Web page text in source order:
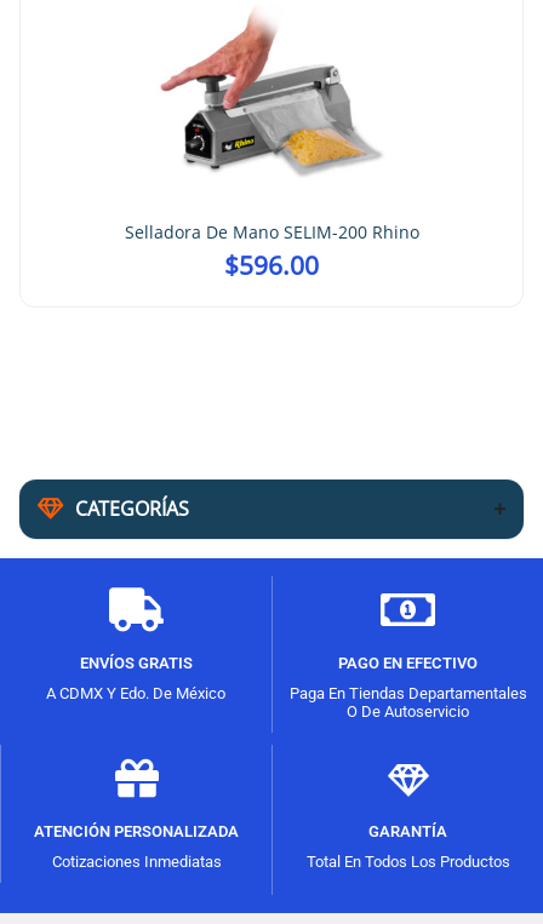
CATEGORÍAS
Selladora De Mano SELIM-200 Rhino
$596.00
ENVÍOS GRATIS
A CDMX Y Edo. De México
PAGO EN EFECTIVO
Paga En Tiendas Departamentales
O De Autoservicio
ATENCIÓN PERSONALIZADA
Cotizaciones Inmediatas
GARANTÍA
Total En Todos Los Productos